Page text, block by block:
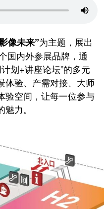
像未来”为主题，展出
国内外参展品牌，通
划+讲座论坛”的多元
体验、产需对接、大师
验空间，让每一位参与
力。